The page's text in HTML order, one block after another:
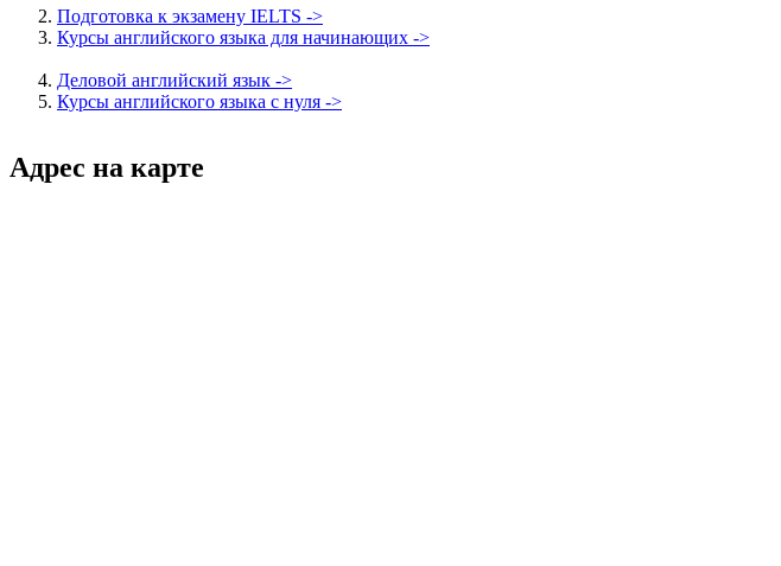
Подготовка к экзамену IELTS ->
Курсы английского языка для начинающих ->
Деловой английский язык ->
Курсы английского языка с нуля ->
Адрес на карте